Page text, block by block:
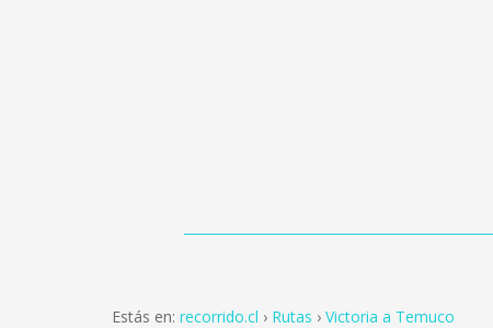
Estás en: recorrido.cl Rutas Victoria a Temuco